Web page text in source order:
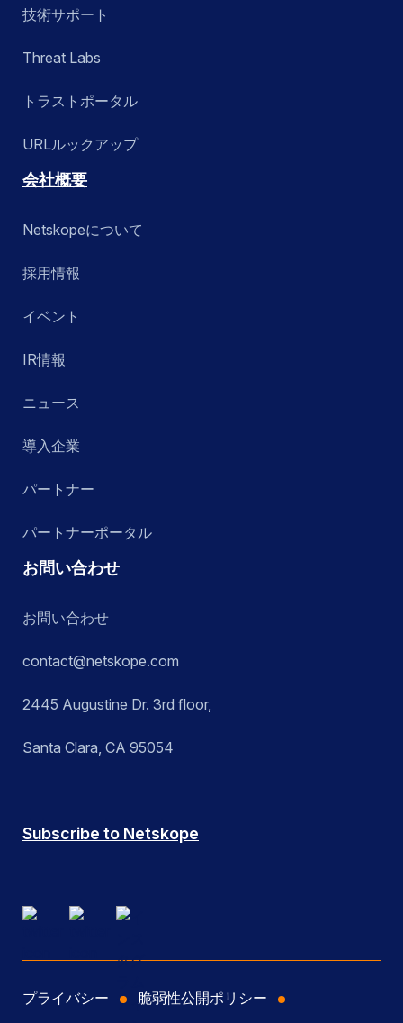
技術サポート
Threat Labs
トラストポータル
URLルックアップ
会社概要
Netskopeについて
採用情報
イベント
IR情報
ニュース
導入企業
パートナー
パートナーポータル
お問い合わせ
お問い合わせ
contact@netskope.com
2445 Augustine Dr. 3rd floor,
Santa Clara, CA 95054
Subscribe to Netskope
プライバシー 脆弱性公開ポリシー